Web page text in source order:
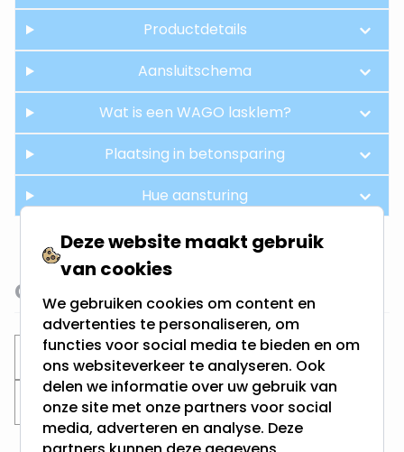
Productdetails
Aansluitschema
Wat is een WAGO lasklem?
Plaatsing in betonsparing
Hue aansturing
Gerelateerde categorieën
Inbouwspots Philips Hue inbouwspots
Zaagmaat 70MM
Deze website maakt gebruik
van cookies
We gebruiken cookies om content en
advertenties te personaliseren, om
functies voor social media te bieden en om
ons websiteverkeer te analyseren. Ook
delen we informatie over uw gebruik van
onze site met onze partners voor social
media, adverteren en analyse. Deze